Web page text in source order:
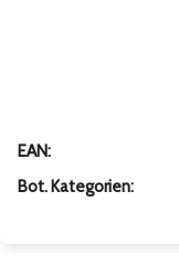
EAN:
Bot. Kategorien: